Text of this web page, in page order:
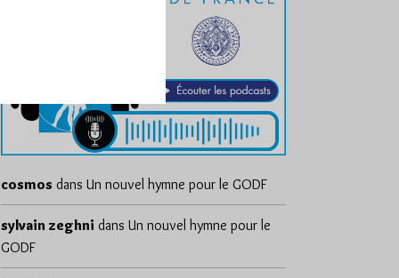
cosmos dans Un nouvel hymne pour le GODF
sylvain zeghni dans Un nouvel hymne pour le
GODF